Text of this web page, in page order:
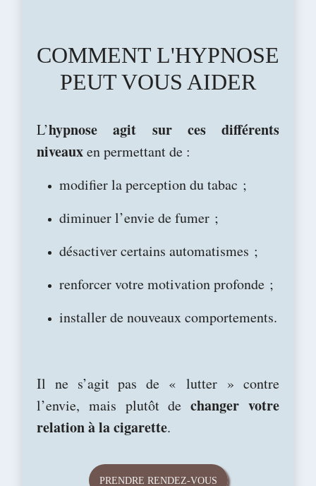
COMMENT L'HYPNOSE
PEUT VOUS AIDER
L’hypnose agit sur ces différents
niveauxen permettant de :
modifier la perception du tabac ;
diminuer l’envie de fumer ;
désactiver certains automatismes ;
renforcer votre motivation profonde ;
installer de nouveaux comportements.
Il ne s’agit pas de « lutter » contre
l’envie, mais plutôt dechanger votre
relation à la cigarette.
PRENDRE RENDEZ-VOUS